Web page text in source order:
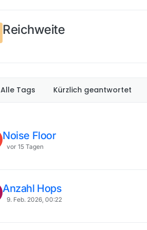
Reichweite
Alle Tags Kürzlich geantwortet
Noise Floor
vor 15 Tagen
Anzahl Hops
9. Feb. 2026, 00:22